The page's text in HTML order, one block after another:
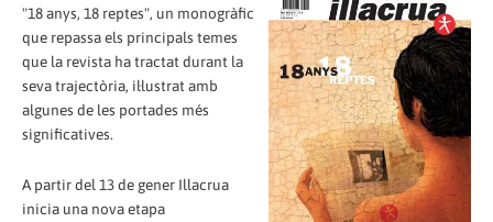
"18 anys, 18 reptes", un monogràfic
que repassa els principals temes
que la revista ha tractat durant la
seva trajectòria, il·lustrat amb
algunes de les portades més
significatives.
A partir del 13 de gener Illacrua
inicia una nova etapa